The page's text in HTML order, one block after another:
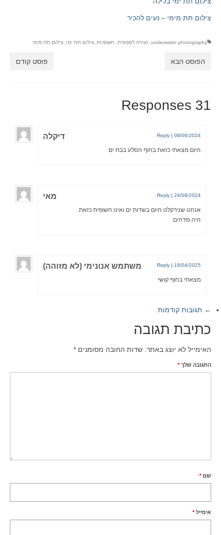
צילום תת מימי – נעים להכיר
underwater photography הגירה לספסית חשופיות צילום תת ימי צילום תת מימי
פוסט קודם הפוסט הבא
31 Responses
דיקלה 08/06/2024
|
Reply
היום מצאתי כזאת בחוף הסלע בבת ים
מאי 24/08/2024
|
Reply
אנחנו שנירקלנו היום בשדות ים ואינו חשופית כזאת.
היה מדהים.
משתמש אנונימי (לא מזוהה) 18/04/2025
|
Reply
מצאתי בחוף קושי
← תגובות קודמות
כתיבת תגובה
האימייל לא יוצג באתר. שדות החובה מסומנים *
התגובה שלך*
שם*
אימייל*